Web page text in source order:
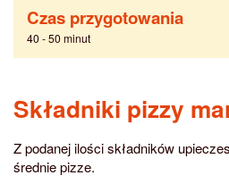
Czas przygotowania
40 - 50 minut
Składniki pizzy
Z podanej ilości składników
średnie pizze.